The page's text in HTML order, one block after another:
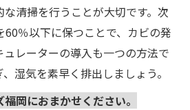
清掃を行うことが大切です。次
60％以下に保つことで、カビの発
レーターの導入も一つの方法で
湿気を素早く排出しましょう。
岡におまかせください。